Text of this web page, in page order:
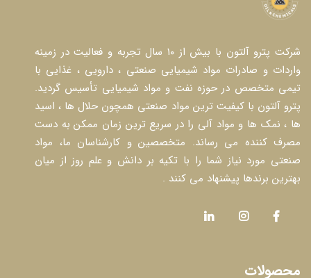
شرکت پترو آلتون با بیش از ۱۰ سال تجربه و فعالیت در زمینه
واردات و صادرات مواد شیمیایی صنعتی ، دارویی ، غذایی با
تیمی متخصص در حوزه نفت و مواد شیمیایی تأسیس گردید.
پترو آلتون با کیفیت ترین مواد صنعتی همچون حلال ها ، اسید
ها ، نمک ها و مواد آلی را در سریع ترین زمان ممکن به دست
مصرف کننده می رساند. متخصصین و کارشناسان ما، مواد
صنعتی مورد نیاز شما را با تکیه بر دانش و علم روز از میان
بهترین برندها پیشنهاد می کنند .
محصولات